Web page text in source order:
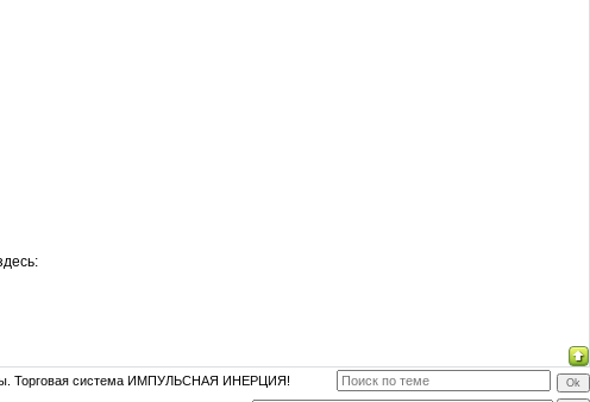
Торговая система ИМПУЛЬСНАЯ ИНЕРЦИЯ!